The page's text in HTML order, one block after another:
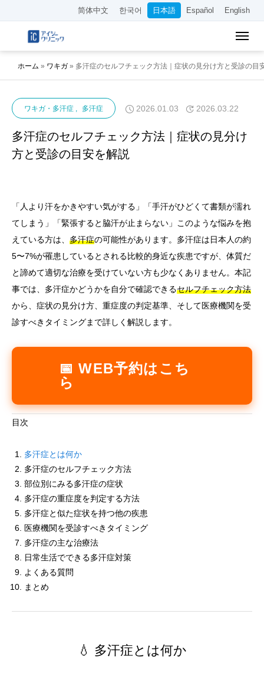
简体中文 한국어 日本語 Español English
ホーム » ワキガ » 多汗症のセルフチェック方法｜症状の見分け方と受診の目
ワキガ・多汗症 多汗症 2026.01.03 2026.03.22
多汗症のセルフチェック方法｜症状の見分け
方と受診の目安を解説
「人より汗をかきやすい気がする」「手汗がひどくて書類が濡れ
てしまう」「緊張すると脇汗が止まらない」このような悩みを抱
えている方は、 多汗症の可能性があります。多汗症は日本人の約
5〜7%が罹患しているとされる比較的身近な疾患ですが、体質だ
と諦めて適切な治療を受けていない方も少なくありません。本記
事では、多汗症かどうかを自分で確認できるセルフチェック方法
から、症状の見分け方、重症度の判定基準、そして医療機関を受
診すべきタイミングまで詳しく解説します。
📅 WEB予約はこち
ら
目次
多汗症とは何か
多汗症のセルフチェック方法
部位別にみる多汗症の症状
多汗症の重症度を判定する方法
多汗症と似た症状を持つ他の疾患
医療機関を受診すべきタイミング
多汗症の主な治療法
日常生活でできる多汗症対策
よくある質問
まとめ
💧 多汗症とは何か